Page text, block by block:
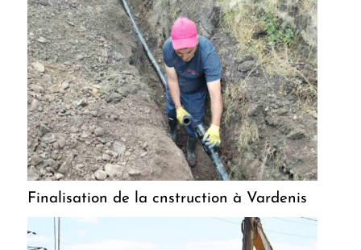
Finalisation de la cnstruction à Vardenis